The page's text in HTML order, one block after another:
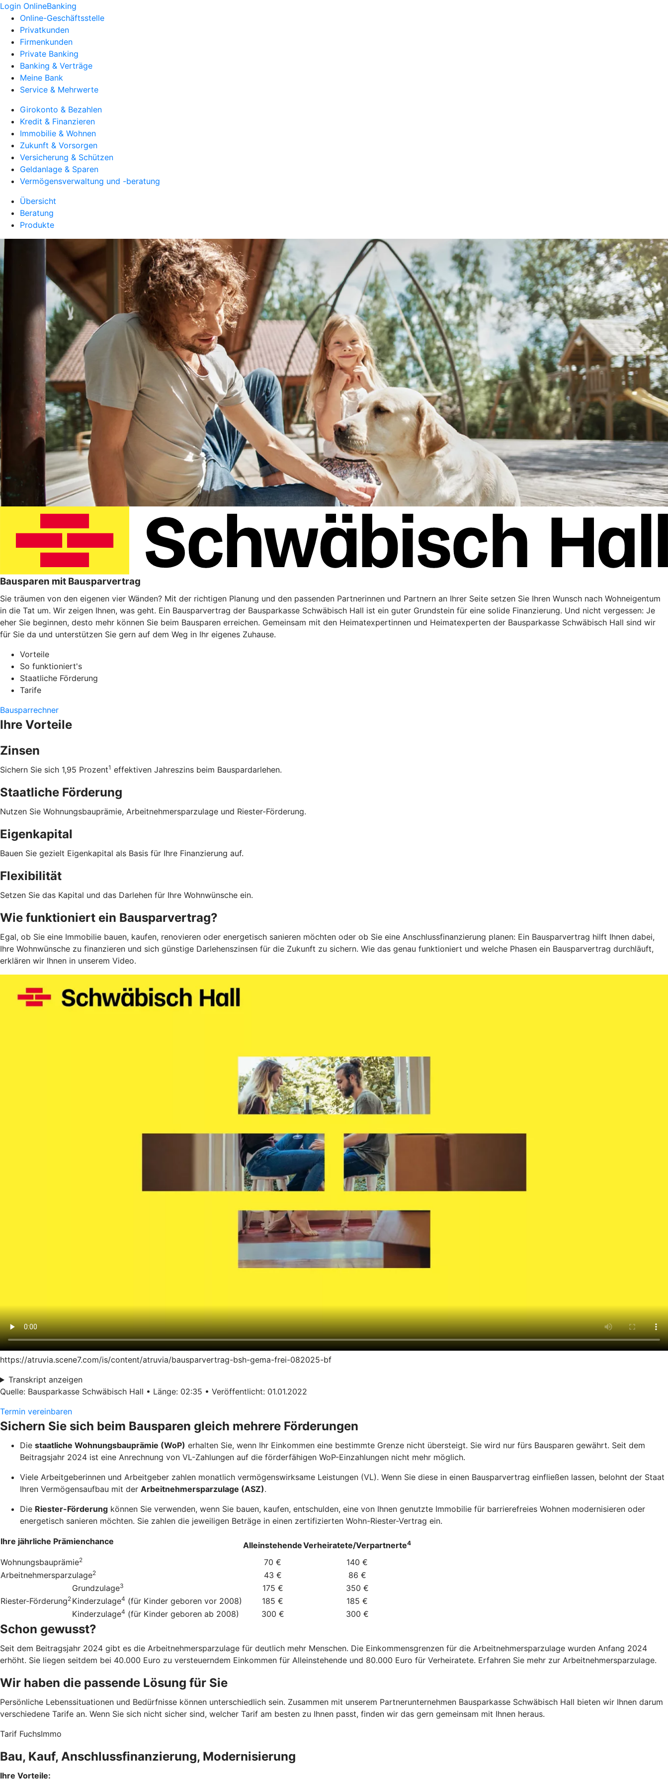
Login OnlineBanking
Online-Geschäftsstelle
Privatkunden
Firmenkunden
Private Banking
Banking & Verträge
Meine Bank
Service & Mehrwerte
Girokonto & Bezahlen
Kredit & Finanzieren
Immobilie & Wohnen
Zukunft & Vorsorgen
Versicherung & Schützen
Geldanlage & Sparen
Vermögensverwaltung und -beratung
Übersicht
Beratung
Produkte
Bausparen mit Bausparvertrag
Sie träumen von den eigenen vier Wänden? Mit der richtigen Planung und den passenden Partnerinnen und Partnern an Ihrer Seite setzen Sie Ihren Wunsch nach Wohneigentum
in die Tat um. Wir zeigen Ihnen, was geht. Ein Bausparvertrag der Bausparkasse Schwäbisch Hall ist ein guter Grundstein für eine solide Finanzierung. Und nicht vergessen: Je
eher Sie beginnen, desto mehr können Sie beim Bausparen erreichen. Gemeinsam mit den Heimatexpertinnen und Heimatexperten der Bausparkasse Schwäbisch Hall sind wir
für Sie da und unterstützen Sie gern auf dem Weg in Ihr eigenes Zuhause.
Vorteile
So funktioniert's
Staatliche Förderung
Tarife
Bausparrechner
Ihre Vorteile
Zinsen
Sichern Sie sich 1,95 Prozent1 effektiven Jahreszins beim Bauspardarlehen.
Staatliche Förderung
Nutzen Sie Wohnungsbauprämie, Arbeitnehmersparzulage und Riester-Förderung.
Eigenkapital
Bauen Sie gezielt Eigenkapital als Basis für Ihre Finanzierung auf.
Flexibilität
Setzen Sie das Kapital und das Darlehen für Ihre Wohnwünsche ein.
Wie funktioniert ein Bausparvertrag?
Egal, ob Sie eine Immobilie bauen, kaufen, renovieren oder energetisch sanieren möchten oder ob Sie eine Anschlussfinanzierung planen: Ein Bausparvertrag hilft Ihnen dabei,
Ihre Wohnwünsche zu finanzieren und sich günstige Darlehenszinsen für die Zukunft zu sichern. Wie das genau funktioniert und welche Phasen ein Bausparvertrag durchläuft,
erklären wir Ihnen in unserem Video.
https://atruvia.scene7.com/is/content/atruvia/bausparvertrag-bsh-gema-frei-082025-bf
Transkript anzeigen
Quelle: Bausparkasse Schwäbisch Hall • Länge: 02:35 • Veröffentlicht: 01.01.2022
Termin vereinbaren
Sichern Sie sich beim Bausparen gleich mehrere Förderungen
Die staatliche Wohnungsbauprämie (WoP) erhalten Sie, wenn Ihr Einkommen eine bestimmte Grenze nicht übersteigt. Sie wird nur fürs Bausparen gewährt. Seit dem
Beitragsjahr 2024 ist eine Anrechnung von VL-Zahlungen auf die förderfähigen WoP-Einzahlungen nicht mehr möglich.
Viele Arbeitgeberinnen und Arbeitgeber zahlen monatlich vermögenswirksame Leistungen (VL). Wenn Sie diese in einen Bausparvertrag einfließen lassen, belohnt der Staat
Ihren Vermögensaufbau mit der Arbeitnehmersparzulage (ASZ).
Die Riester-Förderung können Sie verwenden, wenn Sie bauen, kaufen, entschulden, eine von Ihnen genutzte Immobilie für barrierefreies Wohnen modernisieren oder
energetisch sanieren möchten. Sie zahlen die jeweiligen Beträge in einen zertifizierten Wohn-Riester-Vertrag ein.
Ihre jährliche Prämienchance AlleinstehendeVerheiratete/Verpartnerte4
Wohnungsbauprämie2 70 €
140 €
Arbeitnehmersparzulage2 43 € 86 €
Riester-Förderung2
Grundzulage3 175 €
350 €
Kinderzulage4 (für Kinder geboren vor 2008) 185 €
185 €
Kinderzulage4 (für Kinder geboren ab 2008) 300 € 300 €
Schon gewusst?
Seit dem Beitragsjahr 2024 gibt es die Arbeitnehmersparzulage für deutlich mehr Menschen. Die Einkommensgrenzen für die Arbeitnehmersparzulage wurden Anfang 2024
erhöht. Sie liegen seitdem bei 40.000 Euro zu versteuerndem Einkommen für Alleinstehende und 80.000 Euro für Verheiratete. Erfahren Sie mehr zur Arbeitnehmersparzulage.
Wir haben die passende Lösung für Sie
Persönliche Lebenssituationen und Bedürfnisse können unterschiedlich sein. Zusammen mit unserem Partnerunternehmen Bausparkasse Schwäbisch Hall bieten wir Ihnen darum
verschiedene Tarife an. Wenn Sie sich nicht sicher sind, welcher Tarif am besten zu Ihnen passt, finden wir das gern gemeinsam mit Ihnen heraus.
Tarif FuchsImmo
Bau, Kauf, Anschlussfinanzierung, Modernisierung
Ihre Vorteile: